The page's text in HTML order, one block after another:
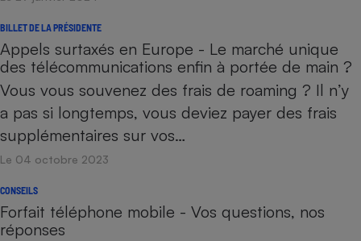
BILLET DE LA PRÉSIDENTE
Appels surtaxés en Europe - Le marché unique
des télécommunications enfin à portée de main ?
Vous vous souvenez des frais de roaming ? Il n’y
a pas si longtemps, vous deviez payer des frais
supplémentaires sur vos…
Le 04 octobre 2023
CONSEILS
Forfait téléphone mobile - Vos questions, nos
réponses